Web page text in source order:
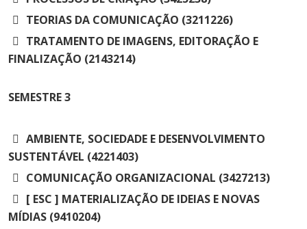
TEORIAS DA COMUNICAÇÃO (3211226)
TRATAMENTO DE IMAGENS, EDITORAÇÃO E
FINALIZAÇÃO (2143214)
SEMESTRE3
AMBIENTE, SOCIEDADE E DESENVOLVIMENTO
SUSTENTÁVEL (4221403)
COMUNICAÇÃO ORGANIZACIONAL (3427213)
[ ESC ] MATERIALIZAÇÃO DE IDEIAS E NOVAS
MÍDIAS (9410204)